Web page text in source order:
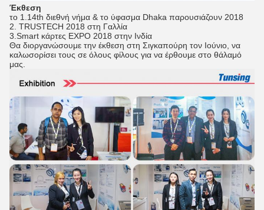
Έκθεση
το 1.14th διεθνή νήμα & το ύφασμα Dhaka παρουσιάζουν 2018
2. TRUSTECH 2018 στη Γαλλία
3.Smart κάρτες EXPO 2018 στην Ινδία
Θα διοργανώσουμε την έκθεση στη Σιγκαπούρη τον Ιούνιο, να
καλωσορίσει τους σε όλους φίλους για να έρθουμε στο θάλαμό
μας.